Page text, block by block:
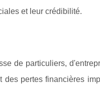
et leur crédibilité.
de particuliers,
pertes financières